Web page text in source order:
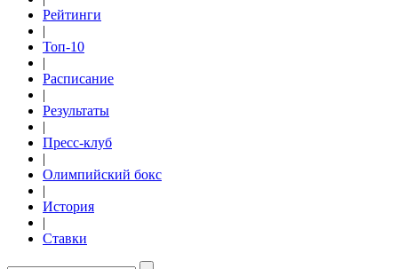
Рейтинги
|
Топ-10
|
Расписание
|
Результаты
|
Пресс-клуб
|
Олимпийский бокс
|
История
|
Ставки